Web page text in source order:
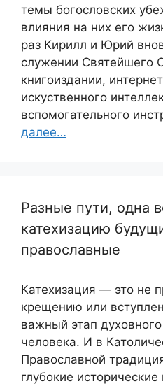
темы богословских
влияния на них его
раз Кирилл и Юрий
служении Святейшего
книгоиздании,
искуственного
вспомогательного
далее…
Разные пути, одна
катехизацию
православные
Катехизация — это не
крещению или
важный этап
человека. И в
Православной
глубокие